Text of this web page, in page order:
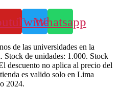
TwitterWhatsapp
de las universidades en la
Stock de unidades: 1.000. Stock
descuento no aplica al precio del
es valido solo en Lima
2024.